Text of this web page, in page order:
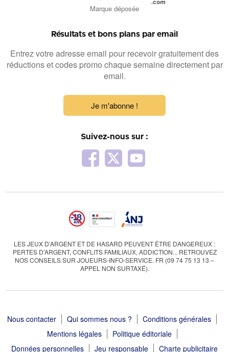
Marque déposée
Résultats et bons plans par email
Entrez votre adresse email pour recevoir gratuitement des
réductions et codes promo chaque semaine directement par
email.
Je m'abonne !
Suivez-nous sur :
LES JEUX D’ARGENT ET DE HASARD PEUVENT ÊTRE DANGEREUX :
PERTES D’ARGENT, CONFLITS FAMILIAUX, ADDICTION... RETROUVEZ
NOS CONSEILS SUR JOUEURS-INFO-SERVICE. FR (09 74 75 13 13 –
APPEL NON SURTAXÉ).
Nous contacter Qui sommes nous ?
Conditions générales
Mentions légales
Politique éditoriale
Données personnelles
Jeu responsable Charte publicitaire